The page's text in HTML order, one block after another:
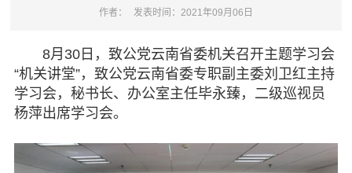
专题活动
履行职责
自身建设
作者： 发表时间：2021年09月06日
8月30日，致公党云南省委机关召开主题学习会
“机关讲堂”，致公党云南省委专职副主委刘卫红主持
学习会，秘书长、办公室主任毕永臻，二级巡视员
杨萍出席学习会。